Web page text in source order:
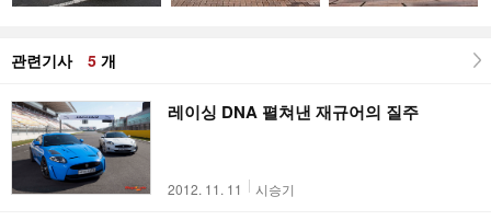
관련기사 5 개
레이싱 DNA 펼쳐낸 재규어의 질주
2012. 11. 11 시승기